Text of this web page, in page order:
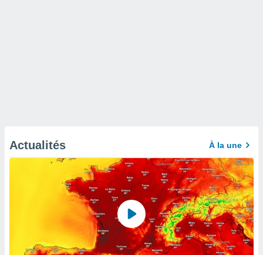
Actualités À la une